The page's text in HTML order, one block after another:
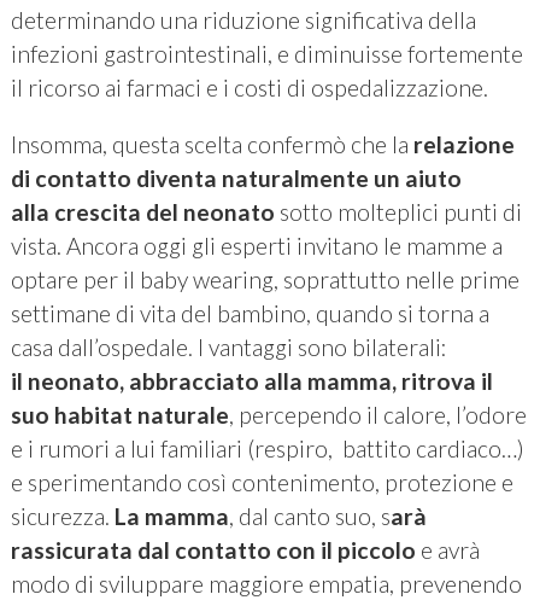
determinando una riduzione significativa della
infezioni gastrointestinali, e diminuisse fortemente
il ricorso ai farmaci e i costi di ospedalizzazione.
Insomma, questa scelta confermò che la relazione
di contatto diventa naturalmente un aiuto
alla crescita del neonato sotto molteplici punti di
vista. Ancora oggi gli esperti invitano le mamme a
optare per il baby wearing, soprattutto nelle prime
settimane di vita del bambino, quando si torna a
casa dall’ospedale. I vantaggi sono bilaterali:
il neonato, abbracciato alla mamma, ritrova il
suo habitat naturale, percependo il calore, l’odore
e i rumori a lui familiari (respiro, battito cardiaco…)
e sperimentando così contenimento, protezione e
sicurezza. La mamma, dal canto suo, sarà
rassicurata dal contatto con il piccolo e avrà
modo di sviluppare maggiore empatia, prevenendo